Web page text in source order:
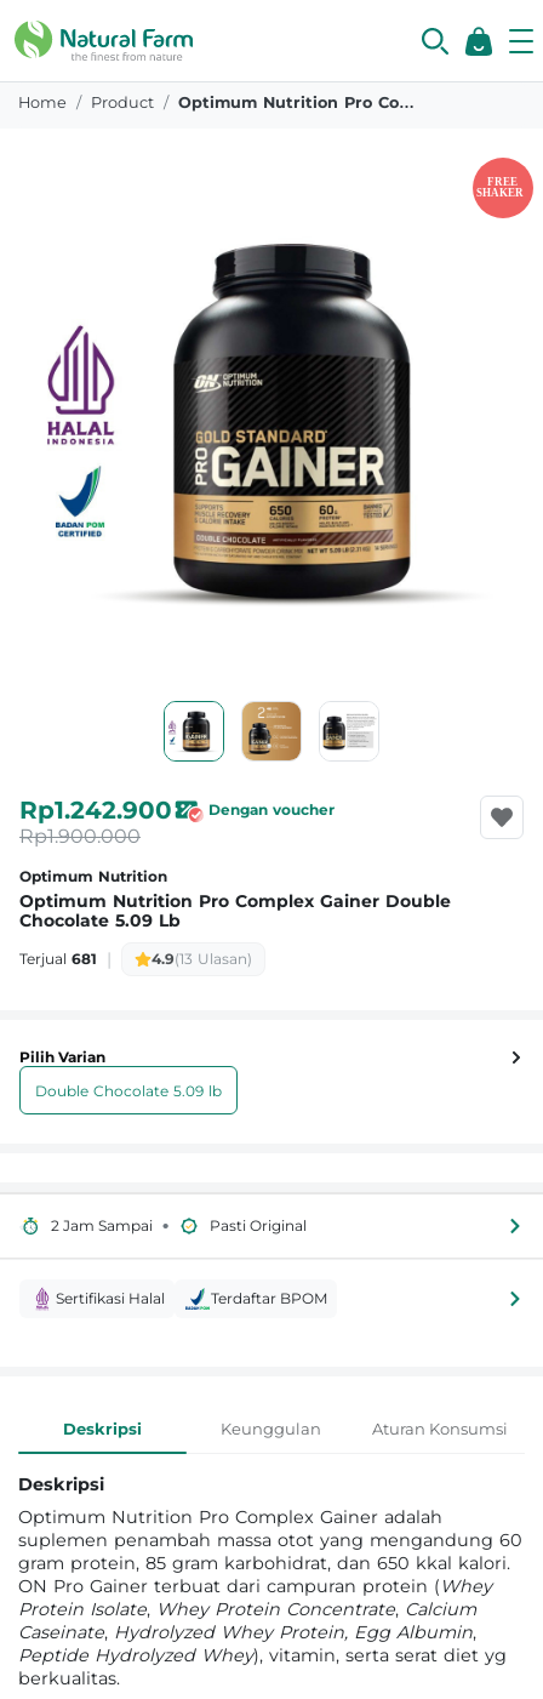
Home Product Optimum Nutrition Pro Complex Gainer Double Chocolate 5 09lbs
Optimum Nutrition
Optimum Nutrition Pro Complex Gainer Double
Chocolate 5.09 Lb
Terjual 681 | 4.9(13 Ulasan)
Rp1.242.900 Dengan voucher
Rp1.900.000
Pilih Varian
Double Chocolate 5.09 lb
2 Jam Sampai • Pasti Original
Sertifikasi Halal Terdaftar BPOM
Informasi Produk
Deskripsi Keunggulan Aturan Konsumsi
Deskripsi
Optimum Nutrition Pro Complex Gainer adalah
suplemen penambah massa otot yang mengandung 60
gram protein, 85 gram karbohidrat, dan 650 kkal kalori.
ON Pro Gainer terbuat dari campuran protein ( Whey
Protein Isolate, Whey Protein Concentrate, Calcium
Caseinate, Hydrolyzed Whey Protein, Egg Albumin,
Peptide Hydrolyzed Whey), vitamin, serta serat diet yg
berkualitas.